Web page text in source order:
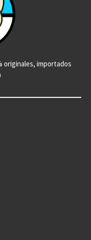
originales, importados